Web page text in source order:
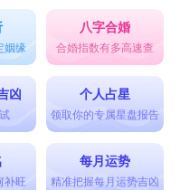
姻缘
八字合婚
合婚指数有多高速查
凶 个人占星
领取你的专属星盘报告
补旺
每月运势
精准把握每月运势吉凶